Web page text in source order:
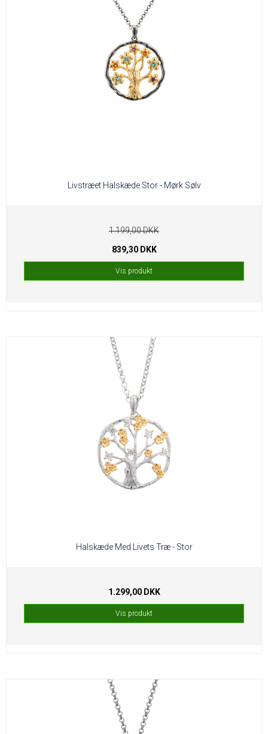
Livstræet Halskæde Stor - Mørk Sølv
1.199,00 DKK
839,30 DKK
Vis produkt
Halskæde Med Livets Træ - Stor
1.299,00 DKK
Vis produkt